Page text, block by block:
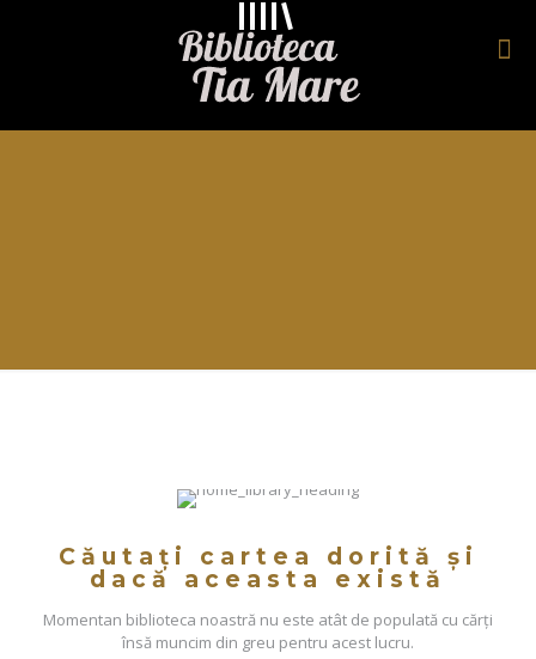
Căutați cartea dorită și
dacă aceasta există
Momentan biblioteca noastră nu este atât de populată cu cărți
însă muncim din greu pentru acest lucru.